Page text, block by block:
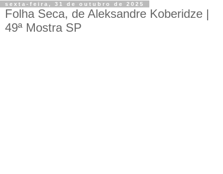
sexta-feira, 31 de outubro de 2025
Folha Seca, de Aleksandre Koberidze |
49ª Mostra SP